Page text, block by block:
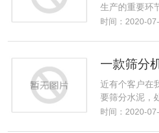
生产的重要环
时间：2020-
一款筛分
近有个客户在
要筛分水泥，
时间：2020-